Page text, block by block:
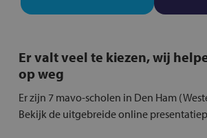
Er valt veel te kiezen, wij
op weg
Er zijn 7 mavo-scholen in Den Ham
Bekijk de uitgebreide online